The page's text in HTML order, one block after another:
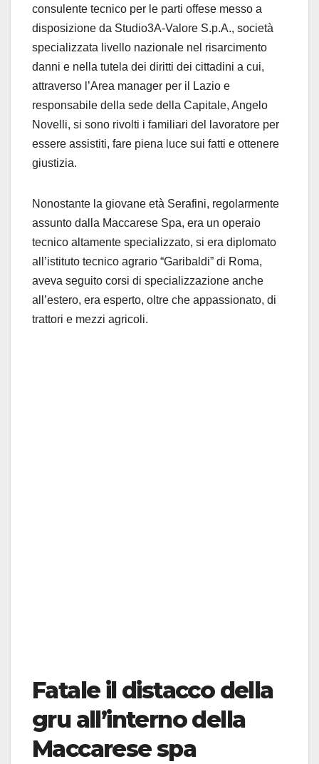
consulente tecnico per le parti offese messo a
disposizione da Studio3A-Valore S.p.A., società
specializzata livello nazionale nel risarcimento
danni e ne a tutela dei diritti dei cittadini a cui,
attraverso ’Area manager per il Lazio e
responsabile della sede della Capitale, Angelo
Novelli, si sono rivolti i familiari del lavoratore per
essere assistiti, fare piena luce sui fatti e ottenere
giustizia.
Nonostante la giovane età Serafini, regolarmente
assunto da lla Maccarese Spa, era un operaio
tecnico altamente specializzato, si era diplomato
all ’istituto tecnico agrario “Garibaldi” di Roma,
aveva seguito corsi di specializzazione anche
all ’estero, era esperto, oltre che appassionato, di
trattori e mezzi agricoli.
Fatale il distacco della
gru all’interno della
Maccarese spa